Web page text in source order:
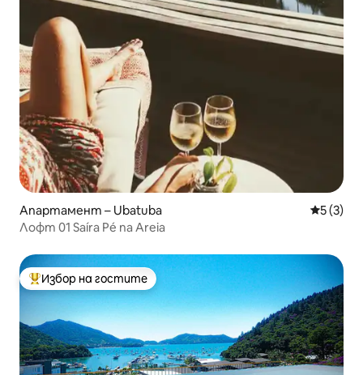
Апартамент – Ubatuba Средна
5 (3)
Лофт 01 Saíra Pé na Areia
Най-популярен избор на гостите
Избор на гостите